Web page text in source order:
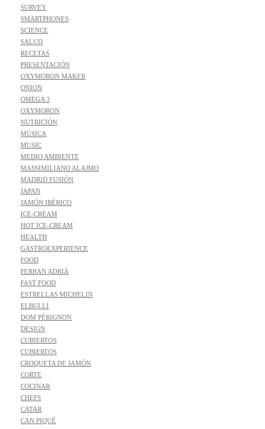
SURVEY
SMARTPHONES
SCIENCE
SALUD
RECETAS
PRESENTACIÓN
OXYMORON MAKER
ONION
OMEGA 3
OXYMORON
NUTRICIÓN
MÚSICA
MUSIC
MEDIO AMBIENTE
MASSIMILIANO ALAJMO
MADRID FUSIÓN
JAPAN
JAMÓN IBÉRICO
ICE-CREAM
HOT ICE-CREAM
HEALTH
GASTROEXPERIENCE
FOOD
FERRAN ADRIÀ
FAST FOOD
ESTRELLAS MICHELIN
ELBULLI
DOM PÉRIGNON
DESIGN
CUBIERTOS
CUBIERTOS
CROQUETA DE JAMÓN
CORTE
COCINAR
CHEFS
CATAR
CAN PIQUÉ